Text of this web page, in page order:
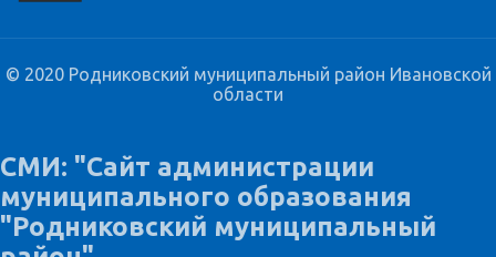
© 2020 Родниковский муниципальный район Ивановской
области
СМИ: "Сайт администрации
муниципального образования
"Родниковский муниципальный